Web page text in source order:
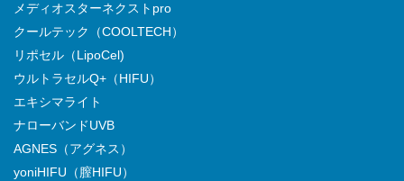
メディオスターネクストpro
クールテック（COOLTECH）
リポセル（LipoCel)
ウルトラセルQ+（HIFU）
エキシマライト
ナローバンドUVB
AGNES（アグネス）
yoniHIFU（膣HIFU）